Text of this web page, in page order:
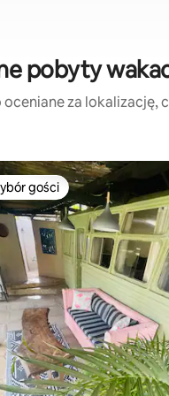
pobyty
za lokalizację,
na 5, liczba recenzji: 57
gości
gości